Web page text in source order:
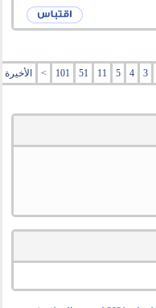
3
4
5
11
51
101
> الأخيرة